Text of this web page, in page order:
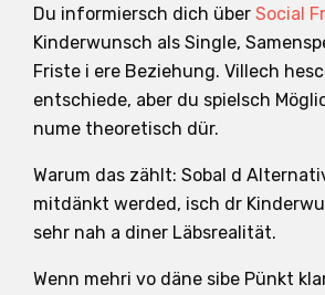
Du informiersch dich über Social
Kinderwunsch als Single,
Friste i ere Beziehung. Villech
entschiede, aber du spielsch
nume theoretisch dür.
Warum das zählt: Sobal d
mitdänkt werded, isch dr
sehr nah a diner Läbsrealität.
Wenn mehri vo däne sibe Pünkt